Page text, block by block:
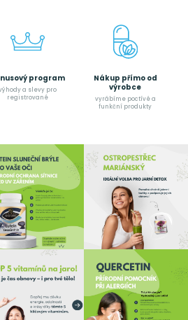
program
a slevy pro
registrované
Nákup přímo od
výrobce
vyrábíme poctívé a
funkční produkty